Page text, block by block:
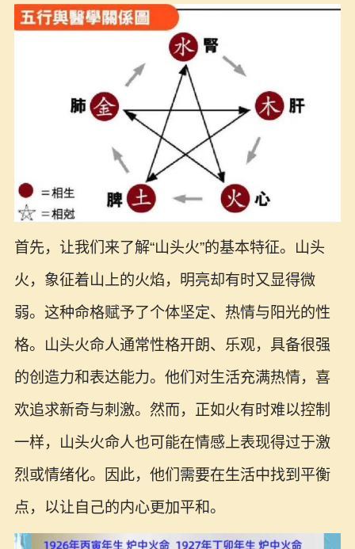
首先，让我们来了解“山头火”的基本特征。山头
火，象征着山上的火焰，明亮却有时又显得微
弱。这种命格赋予了个体坚定、热情与阳光的性
格。山头火命人通常性格开朗、乐观，具备很强
的创造力和表达能力。他们对生活充满热情，喜
欢追求新奇与刺激。然而，正如火有时难以控制
一样，山头火命人也可能在情感上表现得过于激
烈或情绪化。因此，他们需要在生活中找到平衡
点，以让自己的内心更加平和。